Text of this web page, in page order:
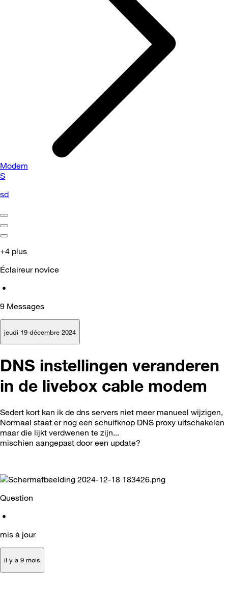
Modem
S
sd
+4 plus
Éclaireur novice
•
9 Messages
jeudi 19 décembre 2024
DNS instellingen veranderen
in de livebox cable modem
Sedert kort kan ik de dns servers niet meer manueel wijzigen,
Normaal staat er nog een schuifknop DNS proxy uitschakelen
maar die lijkt verdwenen te zijn...
mischien aangepast door een update?
Question
•
mis à jour
il y a 9 mois